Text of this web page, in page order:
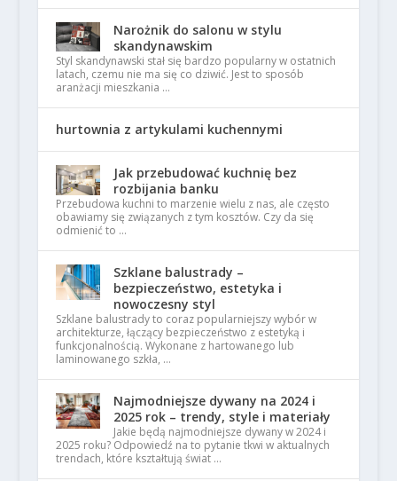
Narożnik do salonu w stylu
skandynawskim
Styl skandynawski stał się bardzo popularny w ostatnich
latach, czemu nie ma się co dziwić. Jest to sposób
aranżacji mieszkania …
hurtownia z artykulami kuchennymi
Jak przebudować kuchnię bez
rozbijania banku
Przebudowa kuchni to marzenie wielu z nas, ale często
obawiamy się związanych z tym kosztów. Czy da się
odmienić to …
Szklane balustrady –
bezpieczeństwo, estetyka i
nowoczesny styl
Szklane balustrady to coraz popularniejszy wybór w
architekturze, łączący bezpieczeństwo z estetyką i
funkcjonalnością. Wykonane z hartowanego lub
laminowanego szkła, …
Najmodniejsze dywany na 2024 i
2025 rok – trendy, style i materiały
Jakie będą najmodniejsze dywany w 2024 i
2025 roku? Odpowiedź na to pytanie tkwi w aktualnych
trendach, które kształtują świat …